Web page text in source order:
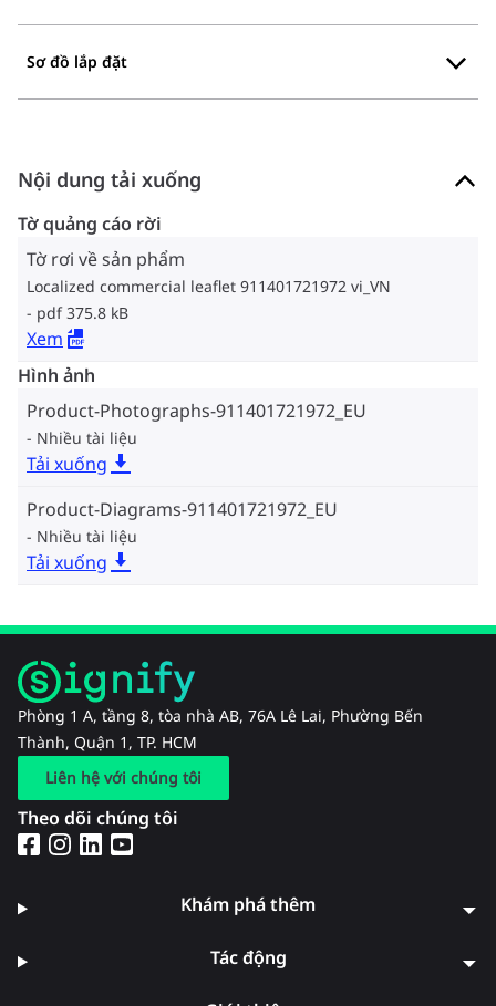
Sơ đồ lắp đặt
Nội dung tải xuống
Tờ quảng cáo rời
Tờ rơi về sản phẩm
Localized commercial leaflet 911401721972 vi_VN
pdf 375.8 kB
Xem
Hình ảnh
Product-Photographs-911401721972_EU
Nhiều tài liệu
Tải xuống
Product-Diagrams-911401721972_EU
Nhiều tài liệu
Tải xuống
Phòng 1 A, tầng 8, tòa nhà AB, 76A Lê Lai, Phường Bến
Thành, Quận 1, TP. HCM
Liên hệ với chúng tôi
Theo dõi chúng tôi
Khám phá thêm
Tác động